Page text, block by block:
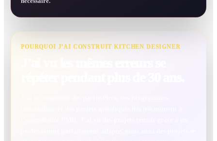
POURQUOI J’AI CONSTRUIT KITCHEN DESIGNER